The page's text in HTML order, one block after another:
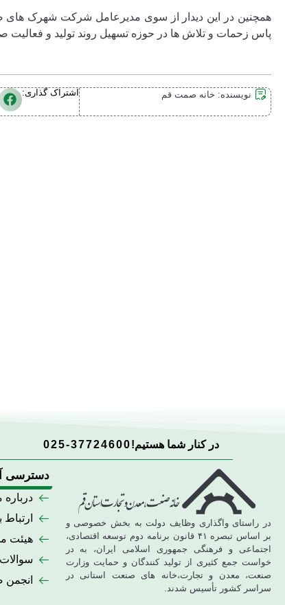
همچنین در این دیدار از سوی مدیرعامل شرکت شهرک های
پاس زحمات و تلاش ها در حوزه تسهیل روند تولید و فعالیت
نویسنده: خانه صمت قم اشتراک گذاری:
در کنار شما هستیم!025-37724600
در راستای واگذاری وظایف دولت به بخش خصوصی و
بر اساس تبصره ۴۱ قانون برنامه دوم توسعه اقتصادی،
اجتماعی و فرهنگی جمهوری اسلامی ایران، به در
خواست جمع کثیری از تولید کنندگان و حمایت وزارت
صنعت، معدن و تجارت،خانه های صنعت استانی در
سراسر کشور تأسیس شدند.
دسترسی
درباره
ارتباط
هیئت
انجمن